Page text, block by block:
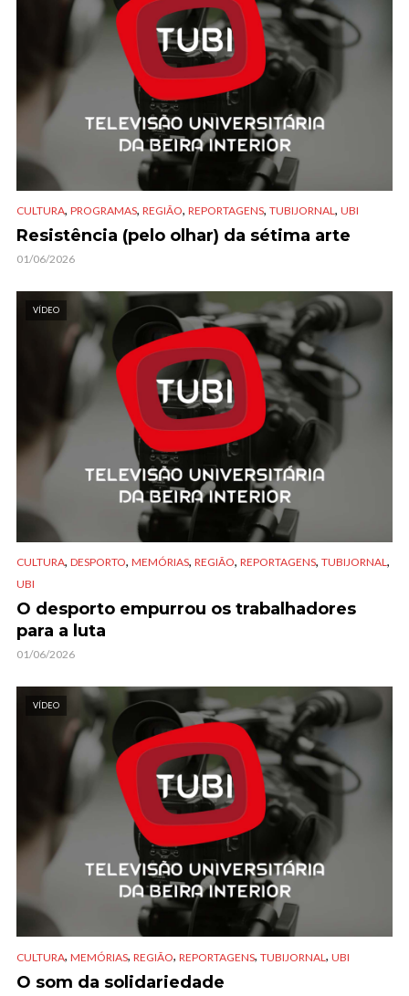
CULTURA, PROGRAMAS, REGIÃO, REPORTAGENS, TUBIJORNAL, UBI
Resistência (pelo olhar) da sétima arte
01/06/2026
VÍDEO
CULTURA, DESPORTO, MEMÓRIAS, REGIÃO, REPORTAGENS, TUBIJORNAL,
UBI
O desporto empurrou os trabalhadores
para a luta
01/06/2026
VÍDEO
CULTURA, MEMÓRIAS, REGIÃO, REPORTAGENS, TUBIJORNAL , UBI
O som da solidariedade